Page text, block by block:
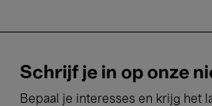
Schrijf je in op onze
Bepaal je interesses en krijg het